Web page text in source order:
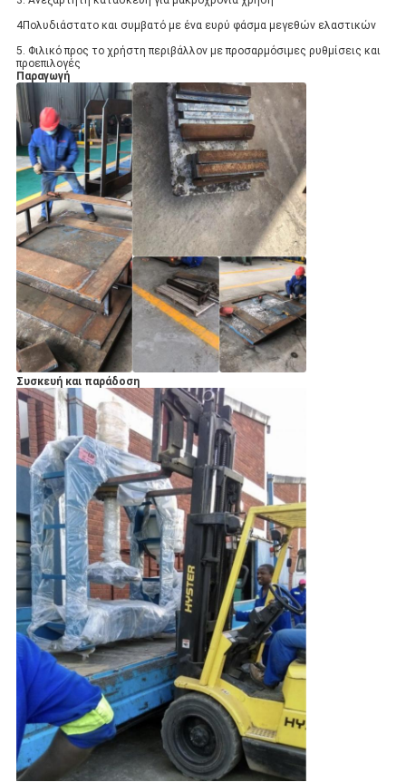
4Πολυδιάστατο και συμβατό με ένα ευρύ φάσμα μεγεθών ελαστικών
5. Φιλικό προς το χρήστη περιβάλλον με προσαρμόσιμες ρυθμίσεις και
προεπιλογές
Παραγωγή
Συσκευή και παράδοση